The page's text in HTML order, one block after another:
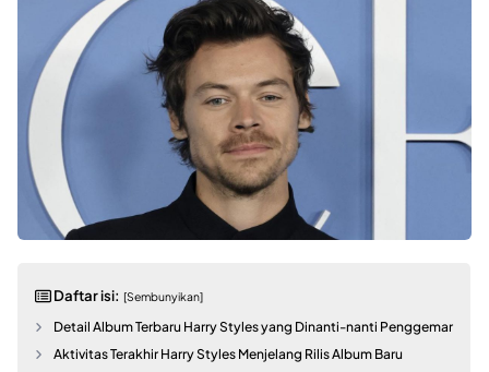
Daftar isi: [Sembunyikan]
Detail Album Terbaru Harry Styles yang Dinanti-nanti Penggemar
Aktivitas Terakhir Harry Styles Menjelang Rilis Album Baru